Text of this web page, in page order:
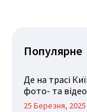
Популярне
Де на трасі
фото- та
25 Березня, 2025